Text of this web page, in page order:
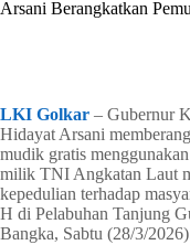
Arsani Berangkatkan
LKI Golkar – Gubernur
Hidayat Arsani
mudik gratis
milik TNI Angkatan Laut
kepedulian terhadap
H di Pelabuhan Tanjung
Bangka, Sabtu (28/3/